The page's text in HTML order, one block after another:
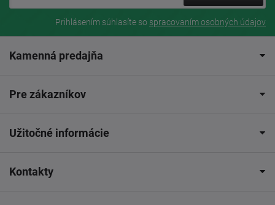
Prihlásením súhlasíte so spracovaním osobných údajov
Kamenná predajňa
Pre zákazníkov
Užitočné informácie
Kontakty